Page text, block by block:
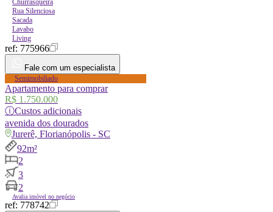
Churrasqueira
Rua Silenciosa
Sacada
Lavabo
Living
ref: 775966
Fale com um especialista
Semimobiliado
Apartamento para comprar
R$ 1.750.000
ⓘCustos adicionais
avenida dos dourados
Jurerê, Florianópolis - SC
92m²
2
3
2
Avalia imóvel no negócio
ref: 778742